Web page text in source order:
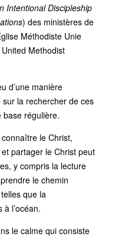
Intentional Discipleship
) des ministères de
Méthodiste Unie
Methodist
d’une manière
sur la rechercher de ces
base régulière.
le Christ,
partager le Christ peut
y compris la lecture
le chemin
que la
l’océan.
le calme qui consiste